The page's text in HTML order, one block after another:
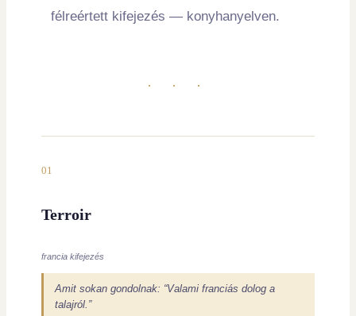
félreértett kifejezés — konyhanyelven.
· · ·
01
Terroir
francia kifejezés
Amit sokan gondolnak: “Valami franciás dolog a
talajról.”